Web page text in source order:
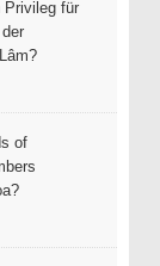
Privileg für
of